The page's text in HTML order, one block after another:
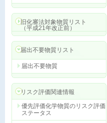
旧化審法対象物質リスト
（平成21年改正前）
届出不要物質リスト
届出不要物質
リスク評価関連情報
優先評価化学物質のリスク評価
ステータス